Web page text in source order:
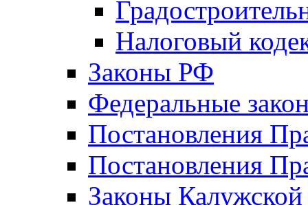
Налоговый
Законы РФ
Федеральные
Постановления
Постановления
Законы Калужской